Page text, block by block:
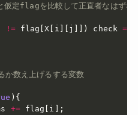
定flagを比較して正直者なはずな
!= flag [X i j ) check =
数え上げるする変数
) {
+= flag i
;